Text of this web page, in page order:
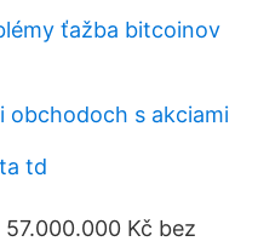
ťažba bitcoinov
obchodoch s akciami
td
Kč bez